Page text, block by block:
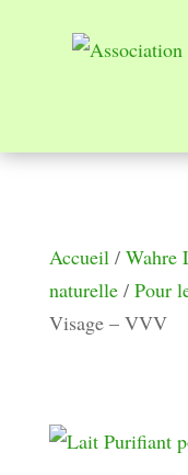
Accueil/ Wahre
naturelle/ Pour
Visage – VVV